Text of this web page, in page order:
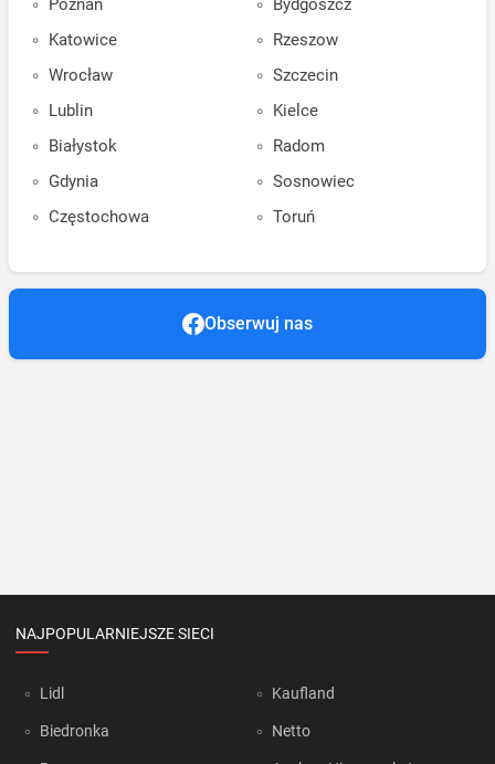
Poznań
Katowice
Wrocław
Lublin
Białystok
Gdynia
Częstochowa
Bydgoszcz
Rzeszow
Szczecin
Kielce
Radom
Sosnowiec
Toruń
Obserwuj nas
NAJPOPULARNIEJSZE SIECI
Lidl
Biedronka
Kaufland
Netto